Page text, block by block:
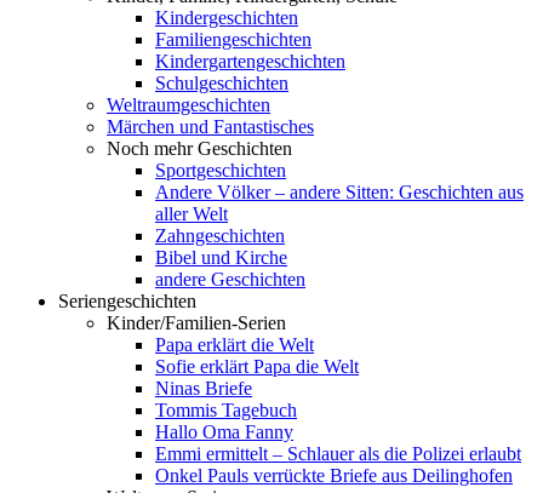
Kindergeschichten
Familiengeschichten
Kindergartengeschichten
Schulgeschichten
Weltraumgeschichten
Märchen und Fantastisches
Noch mehr Geschichten
Sportgeschichten
Andere Völker – andere Sitten: Geschichten aus
aller Welt
Zahngeschichten
Bibel und Kirche
andere Geschichten
Seriengeschichten
Kinder/Familien-Serien
Papa erklärt die Welt
Sofie erklärt Papa die Welt
Ninas Briefe
Tommis Tagebuch
Hallo Oma Fanny
Emmi ermittelt – Schlauer als die Polizei erlaubt
Onkel Pauls verrückte Briefe aus Deilinghofen